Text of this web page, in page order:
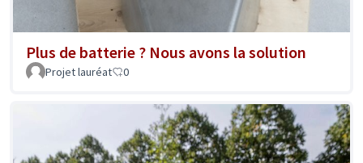
Plus de batterie ? Nous avons la solution
Projet lauréat 0